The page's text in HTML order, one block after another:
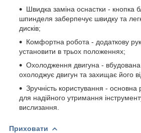
Швидка заміна оснастки - кнопка
шпинделя заберпечує швидку та
дисків;
Комфортна робота - додаткову
установити в трьох положеннях;
Охолодження двигуна - вбудована
охолоджує двигун та захищає його
Зручність користування - основна
для надійного утримання
вислизання.
Приховати